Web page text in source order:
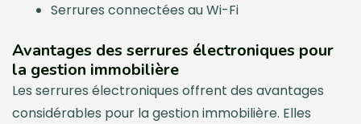
Serrures connectées au Wi-Fi
Avantages des serrures électroniques pour
la gestion immobilière
Les serrures électroniques offrent des avantages
considérables pour la gestion immobilière. Elles